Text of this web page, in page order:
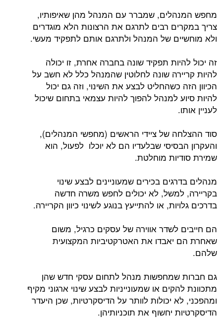
מחפש המנהלים, שמברר עם המנהל מהן שאיפותיו,
צריך במקרים רבים לתרגם את הרצונות הלא מוגדרים
ולא מוחשיים של המנהל ולתרגם אותם לתפקיד מעשי.
זה יכול להיות תפקיד שונה בחברה אחרת, זו יכולה
להיות קריירה שונה לחלוטין שהמנהל כלל לא חשב על
הכיוון הזה כשהחליט לבצע את השינוי, וזה גם יכול
להיות סיוע למנהל להפוך להיות עצמאי בתחום שיכול
לעניין אותו.
סוד ההצלחה של ציידי הראשים (מחפשי המנהלים),
והעקרון הבסיסי שבלעדיו הם לא יוכלו לפעול, הוא
שמירת סודיות מוחלטת.
מנהלים בדרגים בכירים שמעוניינים לבצע שינוי
בקריירה, למשל, לא יכולים לחפש משרה חדשה
בדרכים גלויות, או להתייעץ בנוגע לשינוי כיוון הקריירה.
הם חייבים לשדר אווירה של עסקים כרגיל, משום
שאחרת הם יאבדו את האטרקטיביות המקצועית
שלהם.
גם חברות שמחפשות מנהל לתחום עסקי חדש שהן
מתכוונת להקים או שמעונייניות לבצע שינוי ארגוני מקיף
ומהפכני, לא יכולות לוותר על הדיסקרטיות, שכן היעדר
הדיסקרטיות יחשוף את תוכניותיהן.